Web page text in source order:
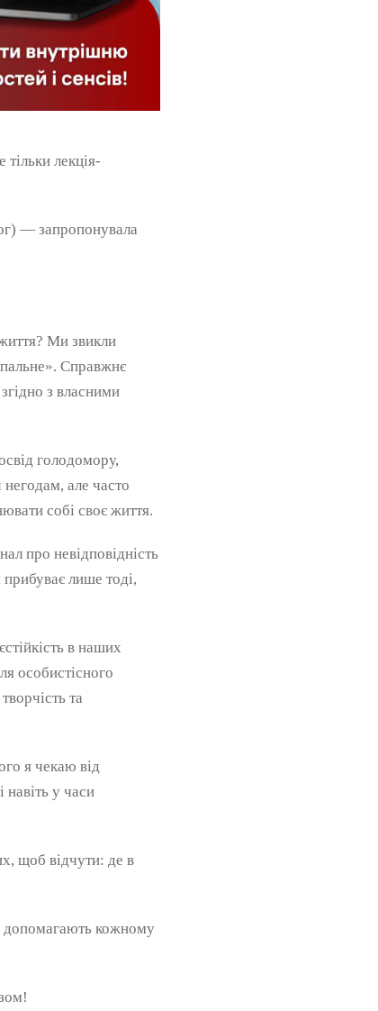
лекція-
— запропонувала
Ми звикли
пальне». Справжнє
з власними
голодомору,
негодам, але часто
собі своє життя.
про невідповідність
лише тоді,
в наших
особистісного
та
я чекаю від
навіть у часи
щоб відчути: де в
допомагають кожному